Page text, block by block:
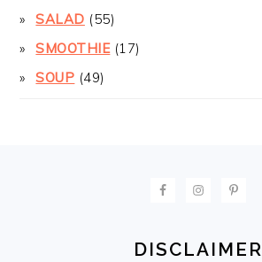
SALAD (55)
SMOOTHIE(17)
SOUP (49)
DISCLAIMER